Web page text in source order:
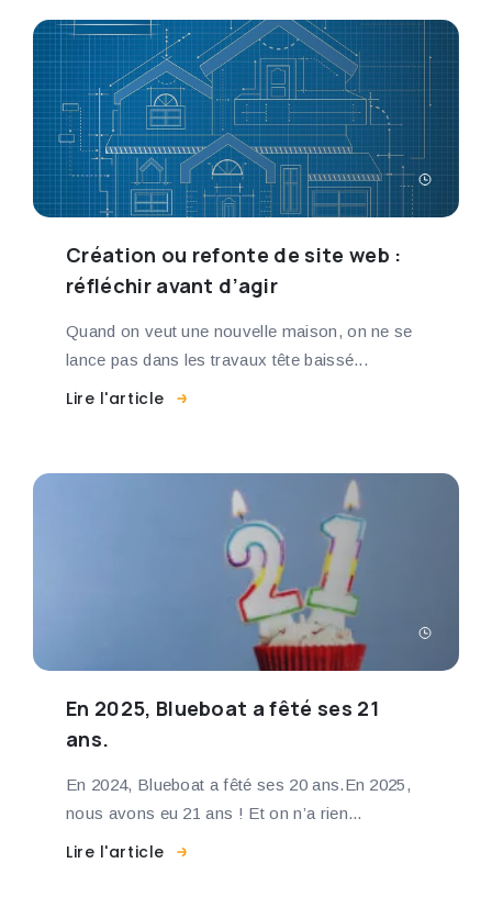
Création ou refonte de site web :
réfléchir avant d’agir
Quand on veut une nouvelle maison, on ne se
lance pas dans les travaux tête baissé...
Lire l'article
En 2025, Blueboat a fêté ses 21
ans.
En 2024, Blueboat a fêté ses 20 ans.En 2025,
nous avons eu 21 ans ! Et on n’a rien...
Lire l'article